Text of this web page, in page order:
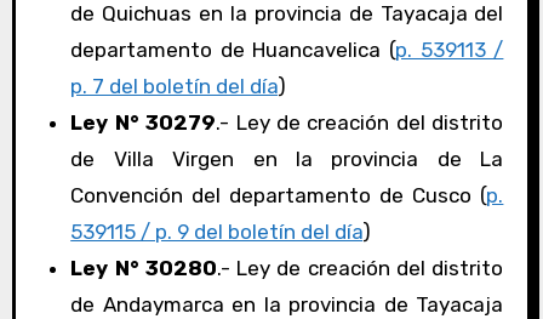
de Quichuas en la provincia de Tayacaja del
departamento de Huancavelica (p. 539113 /
p. 7 del boletín del día)
Ley N° 30279.- Ley de creación del distrito
de Villa Virgen en la provincia de La
Convención del departamento de Cusco (p.
539115 / p. 9 del boletín del día)
Ley N° 30280.- Ley de creación del distrito
de Andaymarca en la provincia de Tayacaja